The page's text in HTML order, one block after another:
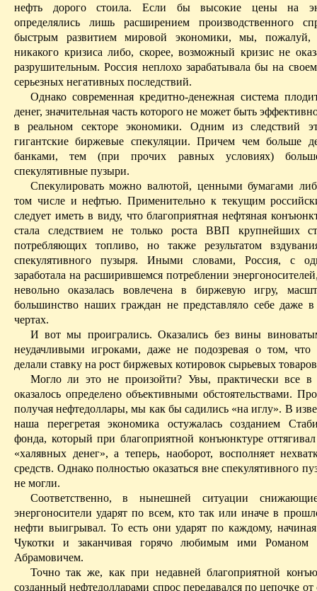
нефть дорого стоила. Если бы высокие цены на
определялись лишь расширением производственного
быстрым развитием мировой экономики, мы,
никакого кризиса либо, скорее, возможный кризис не
разрушительным. Россия неплохо зарабатывала бы на своем
серьезных негативных последствий.
Однако современная кредитно-денежная система
денег, значительная часть которого не может быть
в реальном секторе экономики. Одним из следствий
гигантские биржевые спекуляции. Причем чем больше
банками, тем (при прочих равных условиях)
спекулятивные пузыри.
Спекулировать можно валютой, ценными бумагами
том числе и нефтью. Применительно к текущим
следует иметь в виду, что благоприятная нефтяная
стала следствием не только роста ВВП крупнейших
потребляющих топливо, но также результатом
спекулятивного пузыря. Иными словами, Россия, с
заработала на расширившемся потреблении
невольно оказалась вовлечена в биржевую игру,
большинство наших граждан не представляло себе даже
чертах.
И вот мы проигрались. Оказались без вины
неудачливыми игроками, даже не подозревая о том, что
делали ставку на рост биржевых котировок сырьевых
Могло ли это не произойти? Увы, практически все в
оказалось определено объективными обстоятельствами.
получая нефтедоллары, мы как бы садились «на иглу». В
наша перегретая экономика остужалась созданием
фонда, который при благоприятной конъюнктуре
«халявных денег», а теперь, наоборот, восполняет
средств. Однако полностью оказаться вне спекулятивного
не могли.
Соответственно, в нынешней ситуации
энергоносители ударят по всем, кто так или иначе в
нефти выигрывал. То есть они ударят по каждому,
Чукотки и заканчивая горячо любимым ими Романом
Абрамовичем.
Точно так же, как при недавней благоприятной
созданный нефтедолларами спрос передавался по цепочке